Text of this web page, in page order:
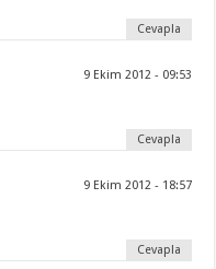
Cevapla
9 Ekim 2012 - 09:53
Cevapla
9 Ekim 2012 - 18:57
Cevapla